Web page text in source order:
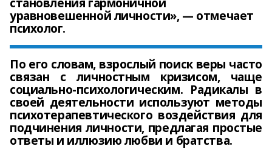
уравновешенной личности», — отмечает
психолог.
По его словам, взрослый поиск веры часто
связан с личностным кризисом, чаще
социально-психологическим. Радикалы в
своей деятельности используют методы
психотерапевтического воздействия для
подчинения личности, предлагая простые
ответы и иллюзию любви и братства.